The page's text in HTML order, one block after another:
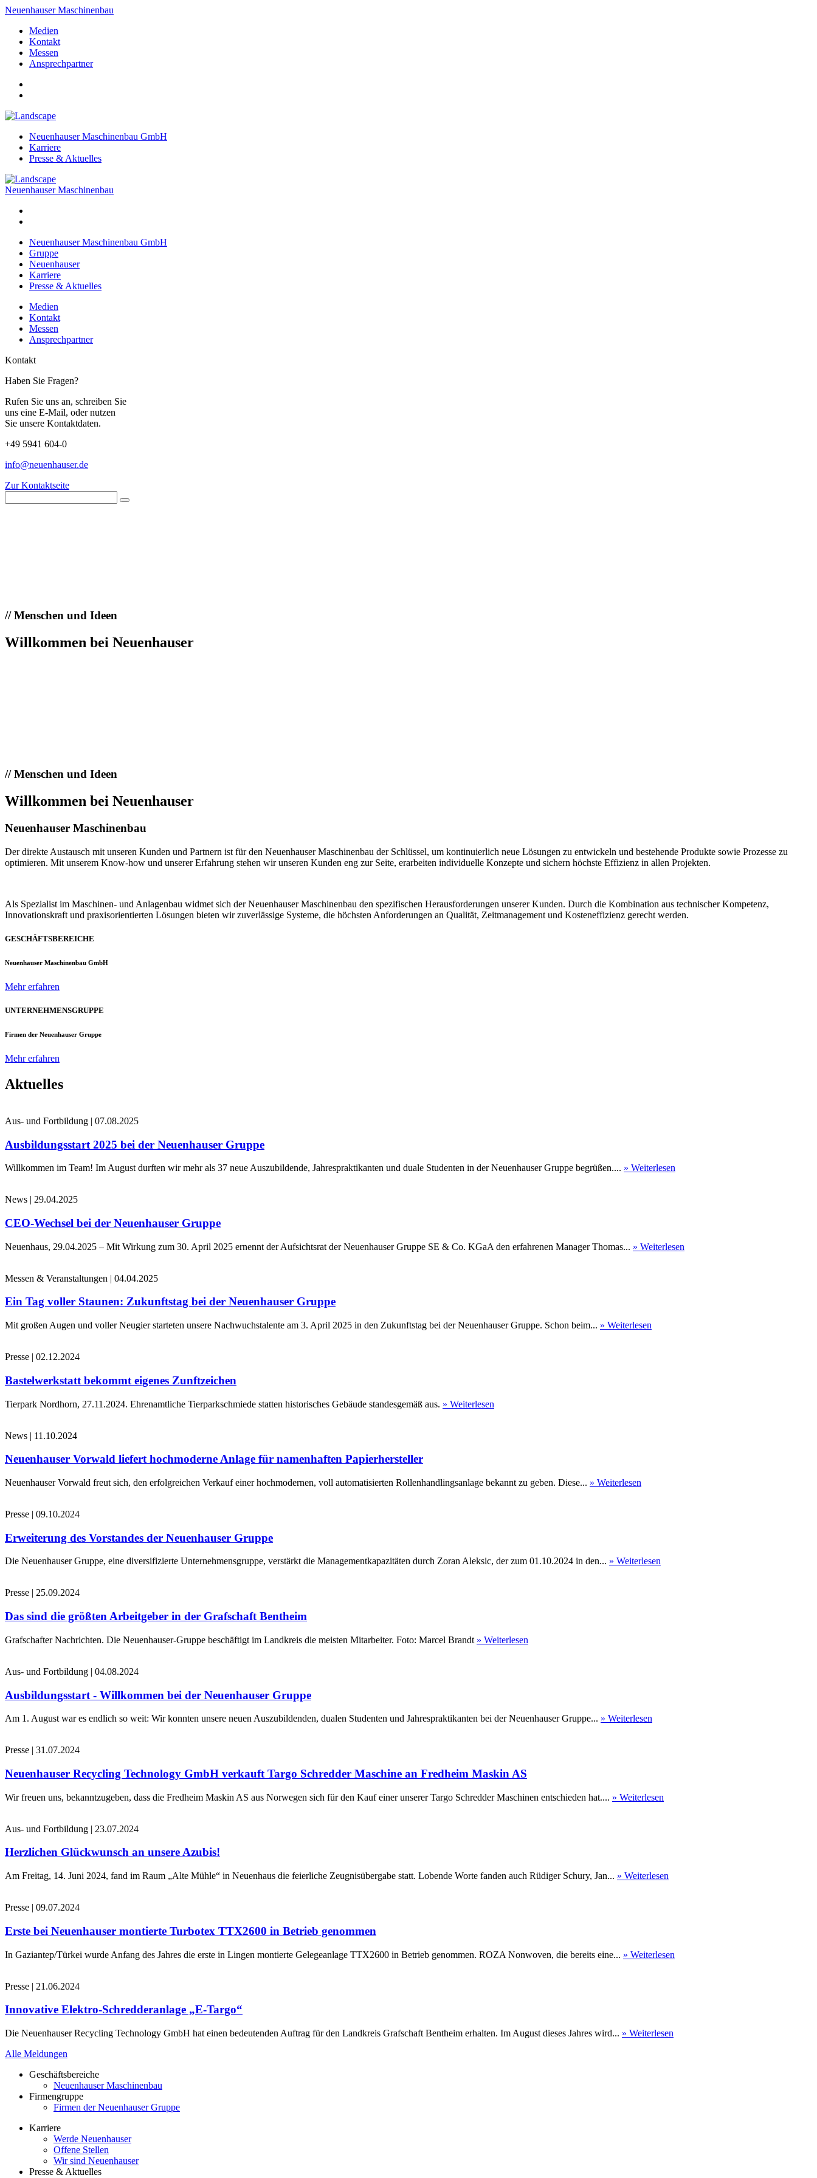
Neuenhauser Maschinenbau
Medien
Kontakt
Messen
Ansprechpartner
Neuenhauser Maschinenbau GmbH
Karriere
Presse & Aktuelles
Neuenhauser Maschinenbau
Neuenhauser Maschinenbau GmbH
Gruppe
Neuenhauser
Karriere
Presse & Aktuelles
Medien
Kontakt
Messen
Ansprechpartner
Kontakt
Haben Sie Fragen?
Rufen Sie uns an, schreiben Sie
uns eine E-Mail, oder nutzen
Sie unsere Kontaktdaten.
+49 5941 604-0
info@neuenhauser.de
Zur Kontaktseite
//Menschen und Ideen
Willkommen bei Neuenhauser
//Menschen und Ideen
Willkommen bei Neuenhauser
Neuenhauser Maschinenbau
Der direkte Austausch mit unseren Kunden und Partnern ist für den Neuenhauser Maschinenbau der Schlüssel, um kontinuierlich neue Lösungen zu entwickeln und bestehende Produkte sowie Prozesse zu
optimieren. Mit unserem Know-how und unserer Erfahrung stehen wir unseren Kunden eng zur Seite, erarbeiten individuelle Konzepte und sichern höchste Effizienz in allen Projekten.
Als Spezialist im Maschinen- und Anlagenbau widmet sich der Neuenhauser Maschinenbau den spezifischen Herausforderungen unserer Kunden. Durch die Kombination aus technischer Kompetenz,
Innovationskraft und praxisorientierten Lösungen bieten wir zuverlässige Systeme, die höchsten Anforderungen an Qualität, Zeitmanagement und Kosteneffizienz gerecht werden.
GESCHÄFTSBEREICHE
Neuenhauser Maschinenbau GmbH
Mehr erfahren
UNTERNEHMENSGRUPPE
Firmen der Neuenhauser Gruppe
Mehr erfahren
Aktuelles
Aus- und Fortbildung | 07.08.2025
Ausbildungsstart 2025 bei der Neuenhauser Gruppe
Willkommen im Team! Im August durften wir mehr als 37 neue Auszubildende, Jahrespraktikanten und duale Studenten in der Neuenhauser Gruppe begrüßen.... » Weiterlesen
News | 29.04.2025
CEO-Wechsel bei der Neuenhauser Gruppe
Neuenhaus, 29.04.2025 – Mit Wirkung zum 30. April 2025 ernennt der Aufsichtsrat der Neuenhauser Gruppe SE & Co. KGaA den erfahrenen Manager Thomas... » Weiterlesen
Messen & Veranstaltungen | 04.04.2025
Ein Tag voller Staunen: Zukunftstag bei der Neuenhauser Gruppe
Mit großen Augen und voller Neugier starteten unsere Nachwuchstalente am 3. April 2025 in den Zukunftstag bei der Neuenhauser Gruppe. Schon beim... » Weiterlesen
Presse | 02.12.2024
Bastelwerkstatt bekommt eigenes Zunftzeichen
Tierpark Nordhorn, 27.11.2024. Ehrenamtliche Tierparkschmiede statten historisches Gebäude standesgemäß aus. » Weiterlesen
News | 11.10.2024
Neuenhauser Vorwald liefert hochmoderne Anlage für namenhaften Papierhersteller
Neuenhauser Vorwald freut sich, den erfolgreichen Verkauf einer hochmodernen, voll automatisierten Rollenhandlingsanlage bekannt zu geben. Diese... » Weiterlesen
Presse | 09.10.2024
Erweiterung des Vorstandes der Neuenhauser Gruppe
Die Neuenhauser Gruppe, eine diversifizierte Unternehmensgruppe, verstärkt die Managementkapazitäten durch Zoran Aleksic, der zum 01.10.2024 in den... » Weiterlesen
Presse | 25.09.2024
Das sind die größten Arbeitgeber in der Grafschaft Bentheim
Grafschafter Nachrichten. Die Neuenhauser-Gruppe beschäftigt im Landkreis die meisten Mitarbeiter. Foto: Marcel Brandt » Weiterlesen
Aus- und Fortbildung | 04.08.2024
Ausbildungsstart - Willkommen bei der Neuenhauser Gruppe
Am 1. August war es endlich so weit: Wir konnten unsere neuen Auszubildenden, dualen Studenten und Jahrespraktikanten bei der Neuenhauser Gruppe... » Weiterlesen
Presse | 31.07.2024
Neuenhauser Recycling Technology GmbH verkauft Targo Schredder Maschine an Fredheim Maskin AS
Wir freuen uns, bekanntzugeben, dass die Fredheim Maskin AS aus Norwegen sich für den Kauf einer unserer Targo Schredder Maschinen entschieden hat.... » Weiterlesen
Aus- und Fortbildung | 23.07.2024
Herzlichen Glückwunsch an unsere Azubis!
Am Freitag, 14. Juni 2024, fand im Raum „Alte Mühle“ in Neuenhaus die feierliche Zeugnisübergabe statt. Lobende Worte fanden auch Rüdiger Schury, Jan... » Weiterlesen
Presse | 09.07.2024
Erste bei Neuenhauser montierte Turbotex TTX2600 in Betrieb genommen
In Gaziantep/Türkei wurde Anfang des Jahres die erste in Lingen montierte Gelegeanlage TTX2600 in Betrieb genommen. ROZA Nonwoven, die bereits eine... » Weiterlesen
Presse | 21.06.2024
Innovative Elektro-Schredderanlage „E-Targo“
Die Neuenhauser Recycling Technology GmbH hat einen bedeutenden Auftrag für den Landkreis Grafschaft Bentheim erhalten. Im August dieses Jahres wird... » Weiterlesen
Alle Meldungen
Geschäftsbereiche
Neuenhauser Maschinenbau
Firmengruppe
Firmen der Neuenhauser Gruppe
Karriere
Werde Neuenhauser
Offene Stellen
Wir sind Neuenhauser
Presse & Aktuelles